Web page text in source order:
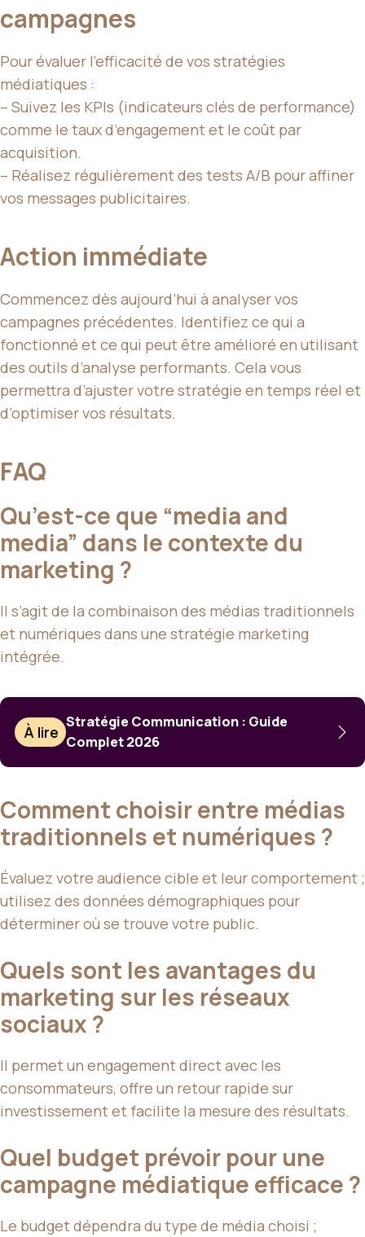
campagnes
Pour évaluer l’efficacité de vos stratégies
médiatiques :
– Suivez les KPIs (indicateurs clés de performance)
comme le taux d’engagement et le coût par
acquisition.
– Réalisez régulièrement des tests A/B pour affiner
vos messages publicitaires.
Action immédiate
Commencez dès aujourd’hui à analyser vos
campagnes précédentes. Identifiez ce qui a
fonctionné et ce qui peut être amélioré en utilisant
des outils d’analyse performants. Cela vous
permettra d’ajuster votre stratégie en temps réel et
d’optimiser vos résultats.
FAQ
Qu’est-ce que “media and
media” dans le contexte du
marketing ?
Il s’agit de la combinaison des médias traditionnels
et numériques dans une stratégie marketing
intégrée.
À lire
Stratégie Communication : Guide
Complet 2026
Comment choisir entre médias
traditionnels et numériques ?
Évaluez votre audience cible et leur comportement ;
utilisez des données démographiques pour
déterminer où se trouve votre public.
Quels sont les avantages du
marketing sur les réseaux
sociaux ?
Il permet un engagement direct avec les
consommateurs, offre un retour rapide sur
investissement et facilite la mesure des résultats.
Quel budget prévoir pour une
campagne médiatique efficace ?
Le budget dépendra du type de média choisi ;